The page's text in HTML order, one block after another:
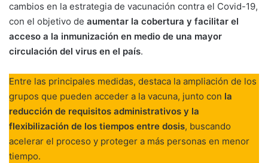
cambios en la estrategia de vacunación contra el Covid-19,
con el objetivo de aumentar la cobertura y facilitar el
acceso a la inmunización en medio de una mayor
circulación del virus en el país.
Entre las principales medidas, destaca la ampliación de los
grupos que pueden acceder a la vacuna, junto con la
reducción de requisitos administrativos y la
flexibilización de los tiempos entre dosis, buscando
acelerar el proceso y proteger a más personas en menor
tiempo.